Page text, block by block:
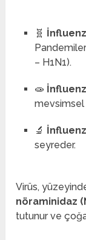
🧬
– H1N1).
🧫
mevsimsel
🔬
seyreder.
Virüs,
nöraminidaz
tutunur ve